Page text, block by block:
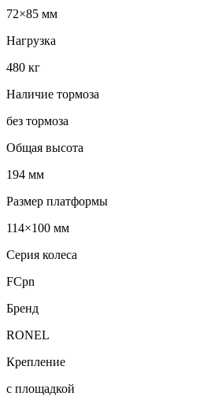
72×85 мм
Нагрузка
480 кг
Наличие тормоза
без тормоза
Общая высота
194 мм
Размер платформы
114×100 мм
Серия колеса
FCpn
Бренд
RONEL
Крепление
с площадкой